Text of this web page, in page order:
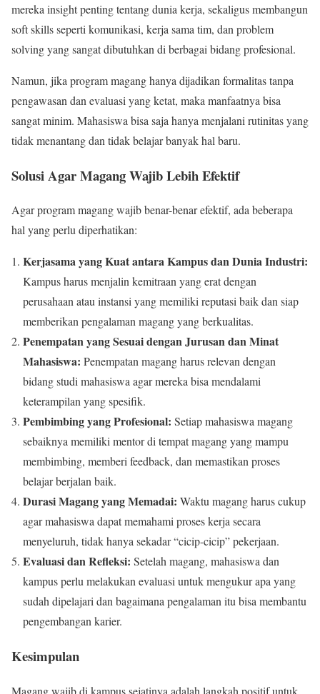
mereka insight penting tentang dunia kerja, sekaligus membangun
soft skills seperti komunikasi, kerja sama tim, dan problem
solving yang sangat dibutuhkan di berbagai bidang profesional.
Namun, jika program magang hanya dijadikan formalitas tanpa
pengawasan dan evaluasi yang ketat, maka manfaatnya bisa
sangat minim. Mahasiswa bisa saja hanya menjalani rutinitas yang
tidak menantang dan tidak belajar banyak hal baru.
Solusi Agar Magang Wajib Lebih Efektif
Agar program magang wajib benar-benar efektif, ada beberapa
hal yang perlu diperhatikan:
Kerjasama yang Kuat antara Kampus dan Dunia Industri:
Kampus harus menjalin kemitraan yang erat dengan
perusahaan atau instansi yang memiliki reputasi baik dan siap
memberikan pengalaman magang yang berkualitas.
Penempatan yang Sesuai dengan Jurusan dan Minat
Mahasiswa: Penempatan magang harus relevan dengan
bidang studi mahasiswa agar mereka bisa mendalami
keterampilan yang spesifik.
Pembimbing yang Profesional: Setiap mahasiswa magang
sebaiknya memiliki mentor di tempat magang yang mampu
membimbing, memberi feedback, dan memastikan proses
belajar berjalan baik.
Durasi Magang yang Memadai: Waktu magang harus cukup
agar mahasiswa dapat memahami proses kerja secara
menyeluruh, tidak hanya sekadar “cicip-cicip” pekerjaan.
Evaluasi dan Refleksi: Setelah magang, mahasiswa dan
kampus perlu melakukan evaluasi untuk mengukur apa yang
sudah dipelajari dan bagaimana pengalaman itu bisa membantu
pengembangan karier.
Kesimpulan
Magang wajib di kampus sejatinya adalah langkah positif untuk